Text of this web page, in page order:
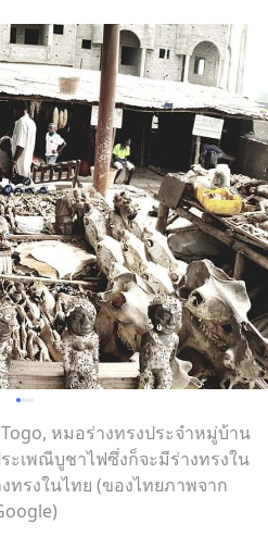
หมอร่างทรงประจำหมู่บ้าน
ะเพณีบูชาไฟซึ่งก็จะมีร่างทรงใน
ทรงในไทย (ของไทยภาพจาก